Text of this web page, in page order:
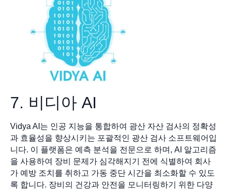
7. 비디아 AI
Vidya AI는 인공 지능을 통합하여 광산 자산 검사의 정확성
과 효율성을 향상시키는 포괄적인 광산 검사 소프트웨어입
니다. 이 플랫폼은 예측 분석을 전문으로 하며, AI 알고리즘
을 사용하여 장비 문제가 심각해지기 전에 식별하여 회사
가 예방 조치를 취하고 가동 중단 시간을 최소화할 수 있도
록 합니다. 장비의 건강과 안전을 모니터링하기 위한 다양